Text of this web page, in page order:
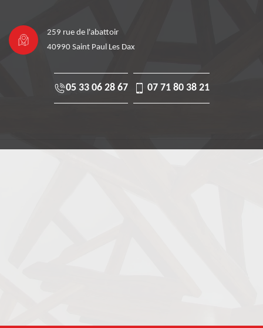
259 rue de l'abattoir
40990 Saint Paul Les Dax
05 33 06 28 67 07 71 80 38 21